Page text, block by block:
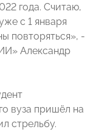
года. Считаю,
с 1 января
повторяться», -
Александр
вуза пришёл на
стрельбу.